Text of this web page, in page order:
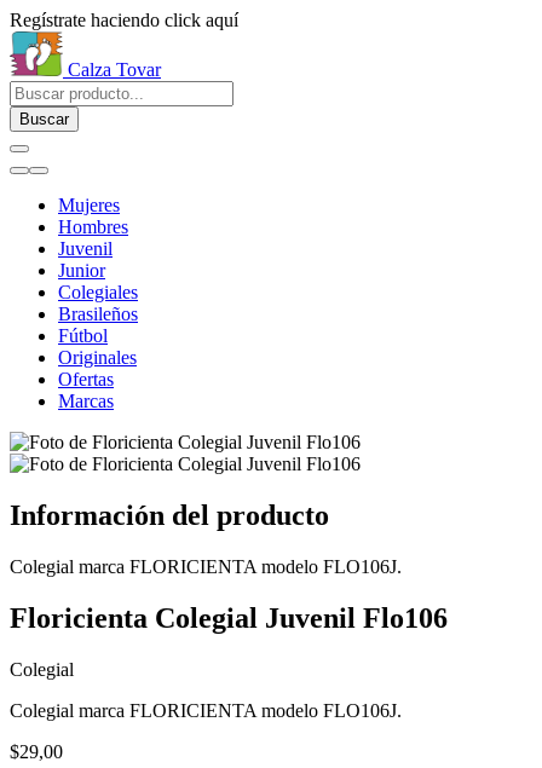
Regístrate haciendo click aquí
Calza Tovar
Buscar
Mujeres
Hombres
Juvenil
Junior
Colegiales
Brasileños
Fútbol
Originales
Ofertas
Marcas
Información del producto
Colegial marca FLORICIENTA modelo FLO106J.
Floricienta Colegial Juvenil Flo106
Colegial
Colegial marca FLORICIENTA modelo FLO106J.
$29,00